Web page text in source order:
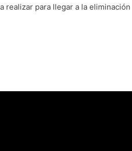
realizar para llegar a la eliminación